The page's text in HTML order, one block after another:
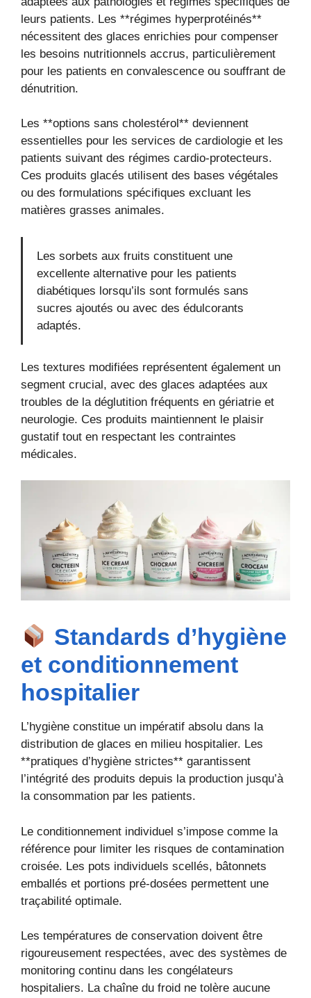
leurs patients. Les **régimes hyperprotéinés**
nécessitent des glaces enrichies pour compenser
les besoins nutritionnels accrus, particulièrement
pour les patients en convalescence ou souffrant de
dénutrition.
Les **options sans cholestérol** deviennent
essentielles pour les services de cardiologie et les
patients suivant des régimes cardio-protecteurs.
Ces produits glacés utilisent des bases végétales
ou des formulations spécifiques excluant les
matières grasses animales.
Les sorbets aux fruits constituent une
excellente alternative pour les patients
diabétiques lorsqu’ils sont formulés sans
sucres ajoutés ou avec des édulcorants
adaptés.
Les textures modifiées représentent également un
segment crucial, avec des glaces adaptées aux
troubles de la déglutition fréquents en gériatrie et
neurologie. Ces produits maintiennent le plaisir
gustatif tout en respectant les contraintes
médicales.
Standards d’hygiène
et conditionnement
hospitalier
L’hygiène constitue un impératif absolu dans la
distribution de glaces en milieu hospitalier. Les
**pratiques d’hygiène strictes** garantissent
l’intégrité des produits depuis la production jusqu’à
la consommation par les patients.
Le conditionnement individuel s’impose comme la
référence pour limiter les risques de contamination
croisée. Les pots individuels scellés, bâtonnets
emballés et portions pré-dosées permettent une
traçabilité optimale.
Les températures de conservation doivent être
rigoureusement respectées, avec des systèmes de
monitoring continu dans les congélateurs
hospitaliers. La chaîne du froid ne tolère aucune